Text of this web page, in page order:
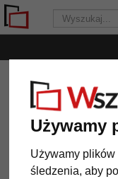
Używamy
Używamy
śledzenia, aby
WszystkieRamy.pl
Rama drewniana do
Rama
Pantera na